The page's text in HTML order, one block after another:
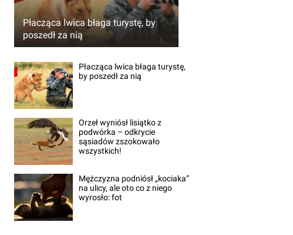
Płacząca lwica błaga turystę, by
poszedł za nią
Płacząca lwica błaga turystę,
by poszedł za nią
Orzeł wyniósł lisiątko z
podwórka – odkrycie
sąsiadów zszokowało
wszystkich!
Mężczyzna podniósł „kociaka”
na ulicy, ale oto co z niego
wyrosło: fot